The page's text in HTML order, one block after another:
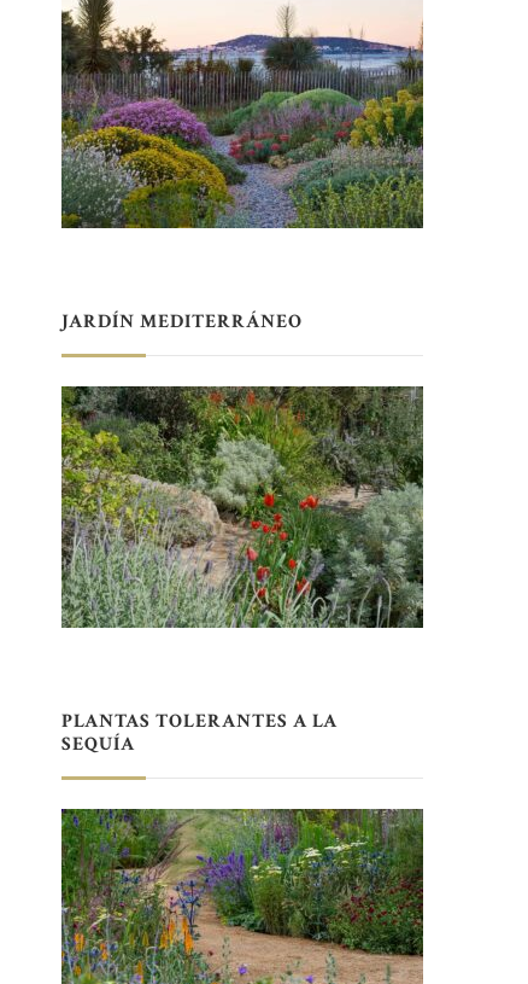
JARDÍN MEDITERRÁNEO
PLANTAS TOLERANTES A LA
SEQUÍA